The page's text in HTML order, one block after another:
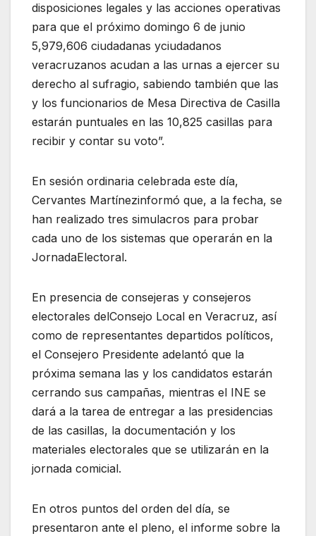
disposiciones legales y las acciones operativas
para que el próximo domingo 6 de junio
5,979,606 ciudadanas yciudadanos
veracruzanos acudan a las urnas a ejercer su
derecho al sufragio, sabiendo también que las
y los funcionarios de Mesa Directiva de Casilla
estarán puntuales en las 10,825 casillas para
recibir y contar su voto”.
En sesión ordinaria celebrada este día,
Cervantes Martínezinformó que, a la fecha, se
han realizado tres simulacros para probar
cada uno de los sistemas que operarán en la
JornadaElectoral.
En presencia de consejeras y consejeros
electorales delConsejo Local en Veracruz, así
como de representantes departidos políticos,
el Consejero Presidente adelantó que la
próxima semana las y los candidatos estarán
cerrando sus campañas, mientras el INE se
dará a la tarea de entregar a las presidencias
de las casillas, la documentación y los
materiales electorales que se utilizarán en la
jornada comicial.
En otros puntos del orden del día, se
presentaron ante el pleno, el informe sobre la